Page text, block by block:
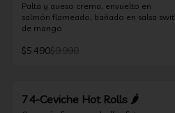
Palta y queso crema, envuelto en
salmón flameado, bañado en salsa swit
de mango
$5.490$9.990
74-Ceviche Hot Rolls 🌶️